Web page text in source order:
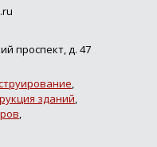
проспект, д. 47
,
зданий,
,